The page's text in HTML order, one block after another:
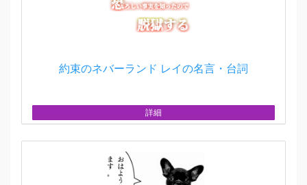
約束のネバーランド レイの名言・台詞
詳細